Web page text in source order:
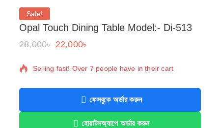
Sale!
Opal Touch Dining Table Model:- Di-513
28,000৳ 22,000৳
16 products sold in last 3 hours
Selling fast! Over 7 people have in their cart
ফেসবুকে অর্ডার করুন
হোয়াটসঅ্যাপে অর্ডার করুন